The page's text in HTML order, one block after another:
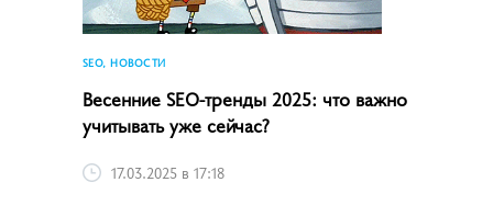
SEO, НОВОСТИ
Весенние SEO-тренды 2025: что важно
учитывать уже сейчас?
17.03.2025 в 17:18